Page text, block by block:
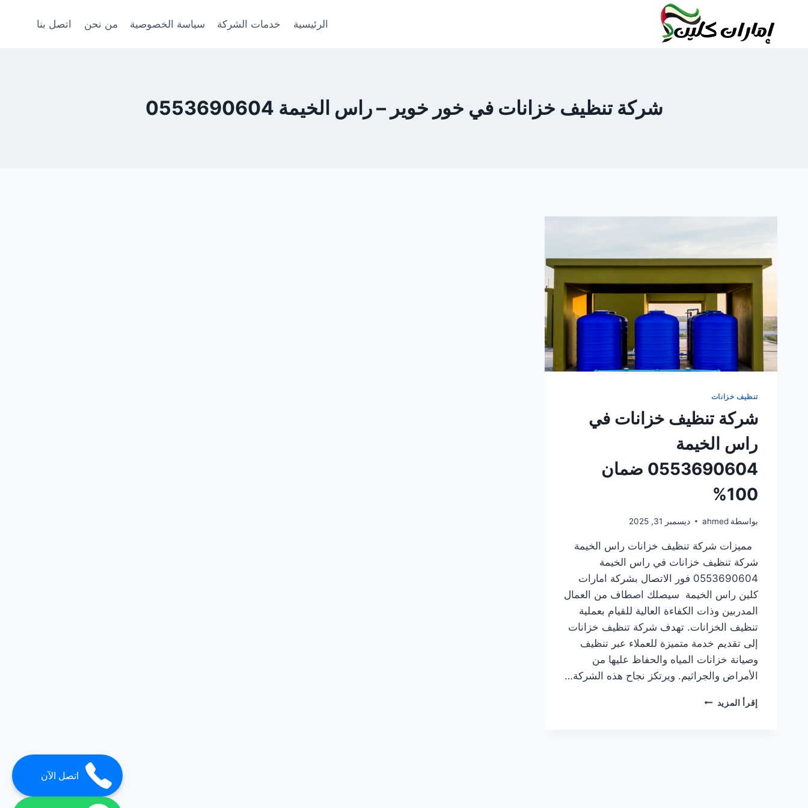
الرئيسية خدمات الشركة سياسة الخصوصية من نحن اتصل بنا
شركة تنظيف خزانات في خور خوير – راس الخيمة 0553690604
تنظيف خزانات
شركة تنظيف خزانات في
راس الخيمة
0553690604 ضمان
100%
بواسطة ahmed ديسمبر 31, 2025
مميزات شركة تنظيف خزانات راس الخيمة
شركة تنظيف خزانات في راس الخيمة
0553690604 فور الاتصال بشركة امارات
كلين راس الخيمة سيصلك اصطاف من العمال
المدربين وذات الكفاءة العالية للقيام بعملية
تنظيف الخزانات. تهدف شركة تنظيف خزانات
إلى تقديم خدمة متميزة للعملاء عبر تنظيف
وصيانة خزانات المياه والحفاظ عليها من
الأمراض والجراثيم. ويرتكز نجاح هذه الشركة…
إقرأ المزيد شركة
اتصل الآن